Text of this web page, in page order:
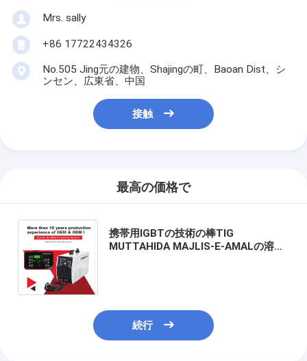
Mrs. sally
+86 17722434326
No.505 Jing元の建物、Shajingの町、Baoan Dist、シ
ンセン、広東省、中国
接触
最高の価格で
携帯用IGBTの技術の棒TIG
MUTTAHIDA MAJLIS-E-AMALの溶接
続行